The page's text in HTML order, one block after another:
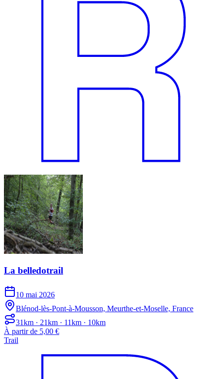
La belledotrail
10 mai 2026
Blénod-lès-Pont-à-Mousson, Meurthe-et-Moselle, France
31km · 21km · 11km · 10km
À partir de 5,00 €
Trail